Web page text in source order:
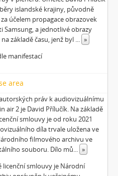
Ther
Blonde und sein roter Koffer
vteřinou
zahrádky – Unsere Gärten
je cukr, co už se neuzdraví
islandské krajiny, původně
účelem propagace obrazovek
Samsung, a jednotlivé obrazy
základě času, jenž byl ... »
manifestací
area
práv k audiovizuálnímu
air 2 je David Přílučík. Na základě
smlouvy je od roku 2021
díla trvale uložena ve
filmového archivu ve
souboru. Dílo mů... »
licenční smlouvy je Národní